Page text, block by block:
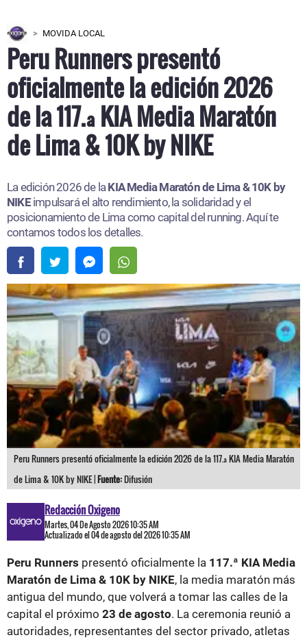
MOVIDA LOCAL
Peru Runners presentó
oficialmente la edición 2026
de la 117.ª KIA Media Maratón
de Lima & 10K by NIKE
La edición 2026 de la KIA Media Maratón de Lima & 10K by
NIKEimpulsará el alto rendimiento, la solidaridad y el
posicionamiento de Lima como capital del running. Aquí te
contamos todos los detalles.
Peru Runners presentó oficialmente la edición 2026 de la 117.ª KIA Media Maratón
de Lima & 10K by NIKE |Fuente:Difusión
Redacción Oxigeno
Martes, 04 De Agosto 2026 10:35 AM
Actualizado el 04 de agosto del 2026 10:35 AM
Peru Runners presentó oficialmente la 117.ª KIA Media
Maratón de Lima & 10K by NIKE, la media maratón más
antigua del mundo, que volverá a tomar las calles de la
capital el próximo 23 de agosto. La ceremonia reunió a
autoridades, representantes del sector privado, atletas